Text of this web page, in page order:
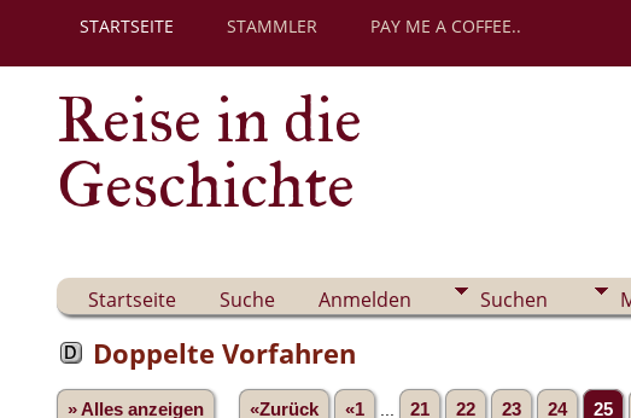
STARTSEITE STAMMLER PAY ME A COFFEE..
Reise in die
Geschichte
Startseite Suche Anmelden Suchen
Doppelte Vorfahren
» Alles anzeigen «Zurück «1 21 22 23 24 25